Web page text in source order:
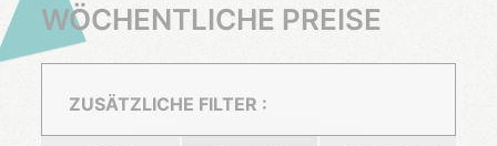
WÖCHENTLICHE PREISE
ZUSÄTZLICHE FILTER :